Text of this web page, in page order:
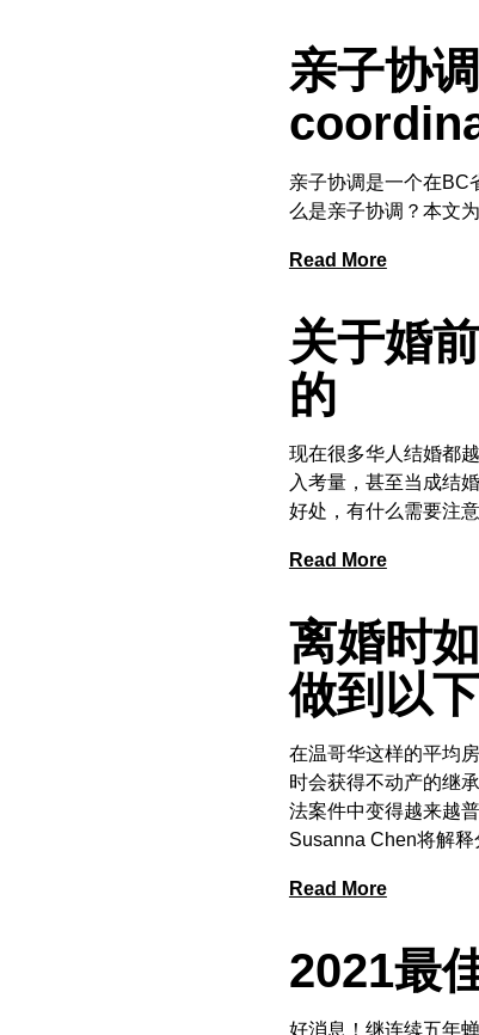
亲子协
亲子协调是一个在BC
么是亲子协调？本文
Read More
关于婚
的
现在很多华人结婚都
入考量，甚至当成结
好处，有什么需要注
Read More
离婚时
做到以
在温哥华这样的平均
时会获得不动产的继
法案件中变得越来越
Susanna Chen将解释
Read More
2021最
好消息！继连续五年